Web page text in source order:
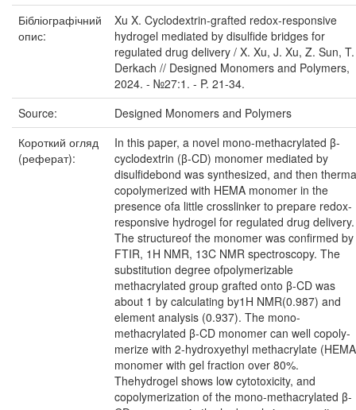
Бібліографічний
опис:
Xu X. Cyclodextrin-grafted redox-responsive
hydrogel mediated by disulfide bridges for
regulated drug delivery / X. Xu, J. Xu, Z. Sun, T.
Derkach // Designed Monomers and Polymers,
2024. - №27:1. - P. 21-34.
Source:
Designed Monomers and Polymers
Короткий огляд
(реферат):
In this paper, a novel mono-methacrylated β-
cyclodextrin (β-CD) monomer mediated by
disulfidebond was synthesized, and then
copolymerized with HEMA monomer in the
presence ofa little crosslinker to prepare redox-
responsive hydrogel for regulated drug delivery.
The structureof the monomer was confirmed by
FTIR, 1H NMR, 13C NMR spectroscopy. The
substitution degree ofpolymerizable
methacrylated group grafted onto β-CD was
about 1 by calculating by1H NMR(0.987) and
element analysis (0.937). The mono-
methacrylated β-CD monomer can well copoly-
merize with 2-hydroxyethyl methacrylate
monomer with gel fraction over 80%.
Thehydrogel shows low cytotoxicity, and
copolymerization of the mono-methacrylated β-